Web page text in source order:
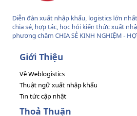
Diễn đàn xuất nhập khẩu, logistics lớn
chia sẻ, hợp tác, học hỏi kiến thức xuất
phương châm CHIA SẺ KINH NGHIỆM -
Giới Thiệu
Về Weblogistics
Thuật ngữ xuất nhập khẩu
Tin tức cập nhật
Thoả Thuận